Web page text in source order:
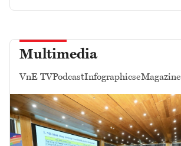
Multimedia
VnE TVPodcastInfographicseMagazine